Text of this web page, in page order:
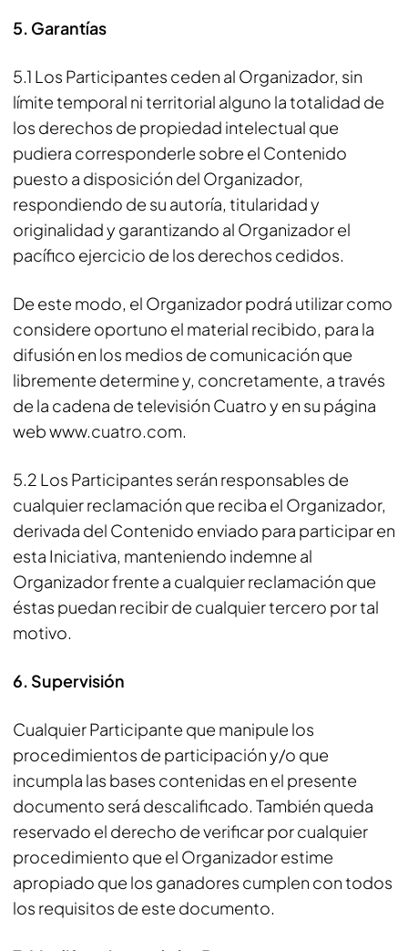
5. Garantías
5.1 Los Participantes ceden al Organizador, sin
límite temporal ni territorial alguno la totalidad de
los derechos de propiedad intelectual que
pudiera corresponderle sobre el Contenido
puesto a disposición del Organizador,
respondiendo de su autoría, titularidad y
originalidad y garantizando al Organizador el
pacífico ejercicio de los derechos cedidos.
De este modo, el Organizador podrá utilizar como
considere oportuno el material recibido, para la
difusión en los medios de comunicación que
libremente determine y, concretamente, a través
de la cadena de televisión Cuatro y en su página
web www.cuatro.com.
5.2 Los Participantes serán responsables de
cualquier reclamación que reciba el Organizador,
derivada del Contenido enviado para participar en
esta Iniciativa, manteniendo indemne al
Organizador frente a cualquier reclamación que
éstas puedan recibir de cualquier tercero por tal
motivo.
6. Supervisión
Cualquier Participante que manipule los
procedimientos de participación y/o que
incumpla las bases contenidas en el presente
documento será descalificado. También queda
reservado el derecho de verificar por cualquier
procedimiento que el Organizador estime
apropiado que los ganadores cumplen con todos
los requisitos de este documento.